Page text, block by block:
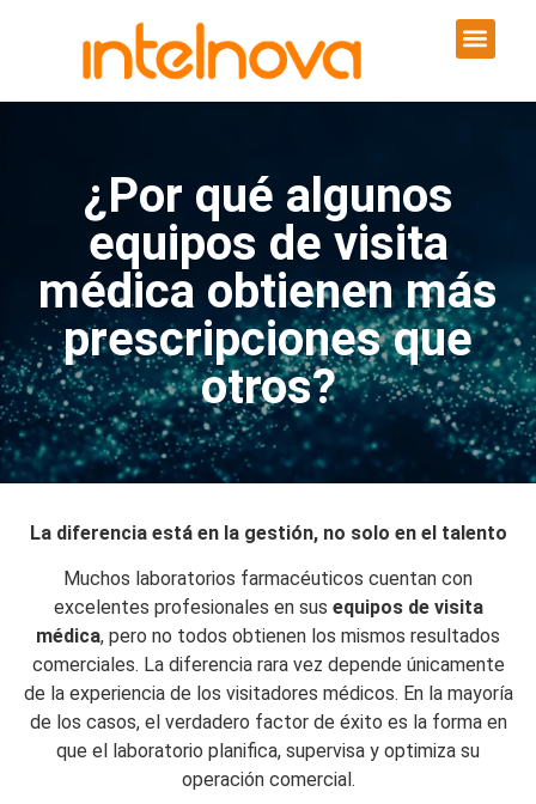
¿Por qué algunos
equipos de visita
médica obtienen más
prescripciones que
otros?
La diferencia está en la gestión, no solo en el talento
Muchos laboratorios farmacéuticos cuentan con
excelentes profesionales en sus equipos de visita
médica, pero no todos obtienen los mismos resultados
comerciales. La diferencia rara vez depende únicamente
de la experiencia de los visitadores médicos. En la mayoría
de los casos, el verdadero factor de éxito es la forma en
que el laboratorio planifica, supervisa y optimiza su
operación comercial.